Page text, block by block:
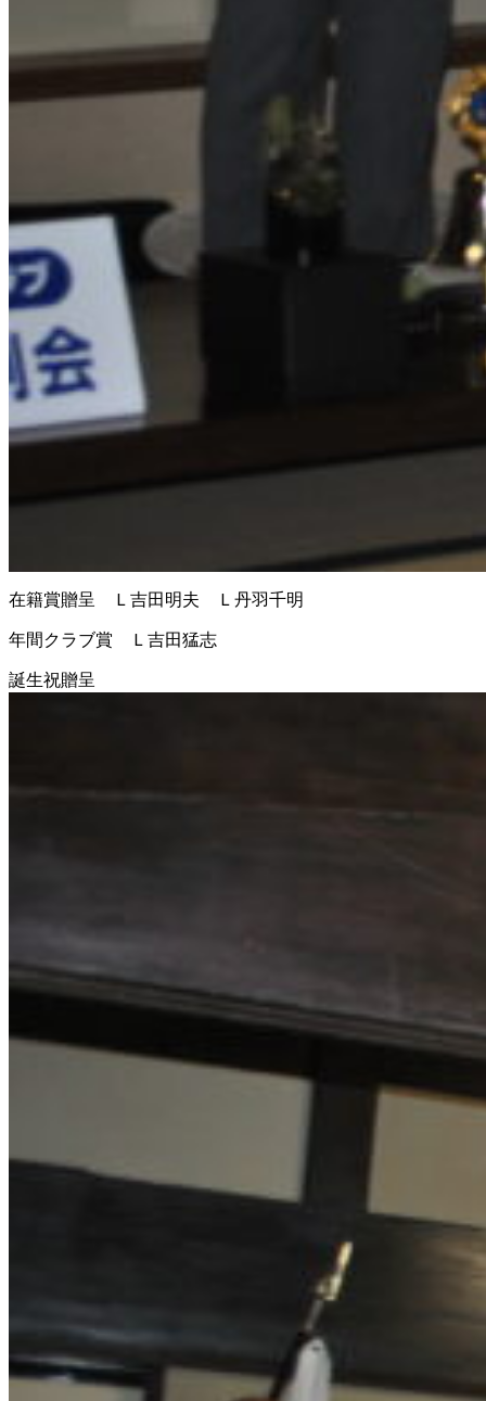
在籍賞贈呈 Ｌ吉田明夫 Ｌ丹羽千明
年間クラブ賞 Ｌ吉田猛志
誕生祝贈呈